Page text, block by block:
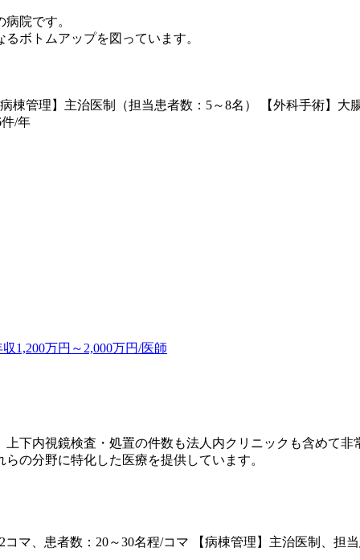
院です。
ボトムアップを図っています。
棟管理】主治医制（担当患者数：5～8名） 【外科手術】
/年
1,200万円～2,000万円/医師
下内視鏡検査・処置の件数も法人内クリニックも含めて
の分野に特化した医療を提供しています。
マ、患者数：20～30名程/コマ 【病棟管理】主治医制、